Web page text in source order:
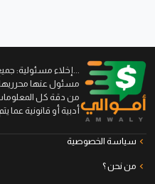
...إخلاء مسئولية:
مسئول عنها محرريها
من دقة كل
أدبية أو قانونية عما
سياسة الخصوصية
من نحن ؟